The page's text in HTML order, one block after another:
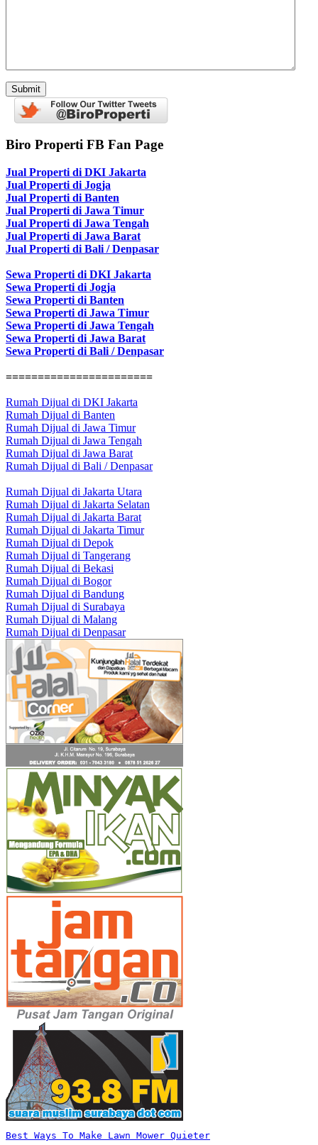
Biro Properti FB Fan Page
Jual Properti di DKI Jakarta
Jual Properti di Jogja
Jual Properti di Banten
Jual Properti di Jawa Timur
Jual Properti di Jawa Tengah
Jual Properti di Jawa Barat
Jual Properti di Bali / Denpasar
Sewa Properti di DKI Jakarta
Sewa Properti di Jogja
Sewa Properti di Banten
Sewa Properti di Jawa Timur
Sewa Properti di Jawa Tengah
Sewa Properti di Jawa Barat
Sewa Properti di Bali / Denpasar
=======================
Rumah Dijual di DKI Jakarta
Rumah Dijual di Banten
Rumah Dijual di Jawa Timur
Rumah Dijual di Jawa Tengah
Rumah Dijual di Jawa Barat
Rumah Dijual di Bali / Denpasar
Rumah Dijual di Jakarta Utara
Rumah Dijual di Jakarta Selatan
Rumah Dijual di Jakarta Barat
Rumah Dijual di Jakarta Timur
Rumah Dijual di Depok
Rumah Dijual di Tangerang
Rumah Dijual di Bekasi
Rumah Dijual di Bogor
Rumah Dijual di Bandung
Rumah Dijual di Surabaya
Rumah Dijual di Malang
Rumah Dijual di Denpasar
Best Ways To Make Lawn Mower Quieter